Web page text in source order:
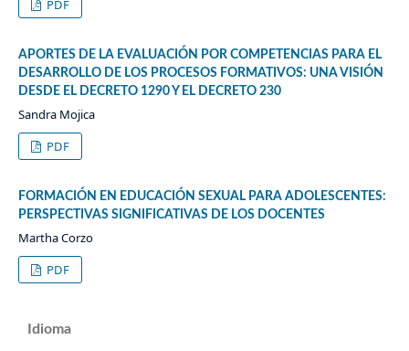
PDF
APORTES DE LA EVALUACIÓN POR COMPETENCIAS PARA EL
DESARROLLO DE LOS PROCESOS FORMATIVOS: UNA VISIÓN
DESDE EL DECRETO 1290 Y EL DECRETO 230
Sandra Mojica
PDF
FORMACIÓN EN EDUCACIÓN SEXUAL PARA ADOLESCENTES:
PERSPECTIVAS SIGNIFICATIVAS DE LOS DOCENTES
Martha Corzo
PDF
Idioma